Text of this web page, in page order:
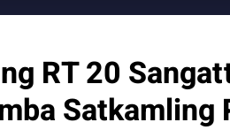
RT 20
Satkamling